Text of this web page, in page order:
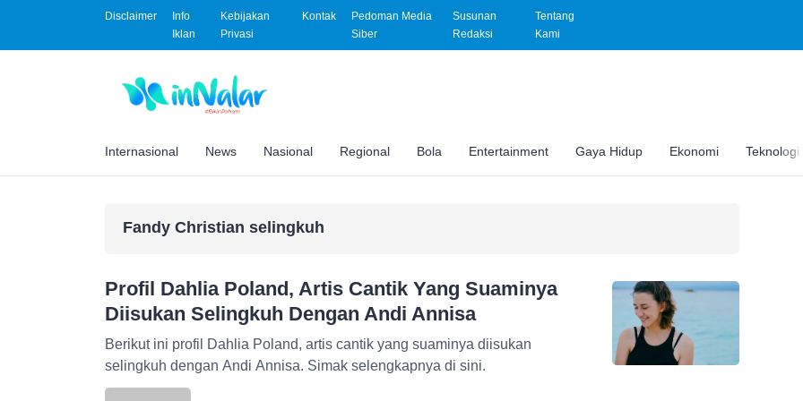
Disclaimer
Info
Iklan
Kebijakan
Privasi
Kontak
Pedoman Media
Siber
Susunan
Redaksi
Tentang
Kami
Internasional News Nasional Regional Bola Entertainment Gaya Hidup Ekonomi Teknologi
Fandy Christian selingkuh
Profil Dahlia Poland, Artis Cantik Yang Suaminya
Diisukan Selingkuh Dengan Andi Annisa
Berikut ini profil Dahlia Poland, artis cantik yang suaminya diisukan
selingkuh dengan Andi Annisa. Simak selengkapnya di sini.